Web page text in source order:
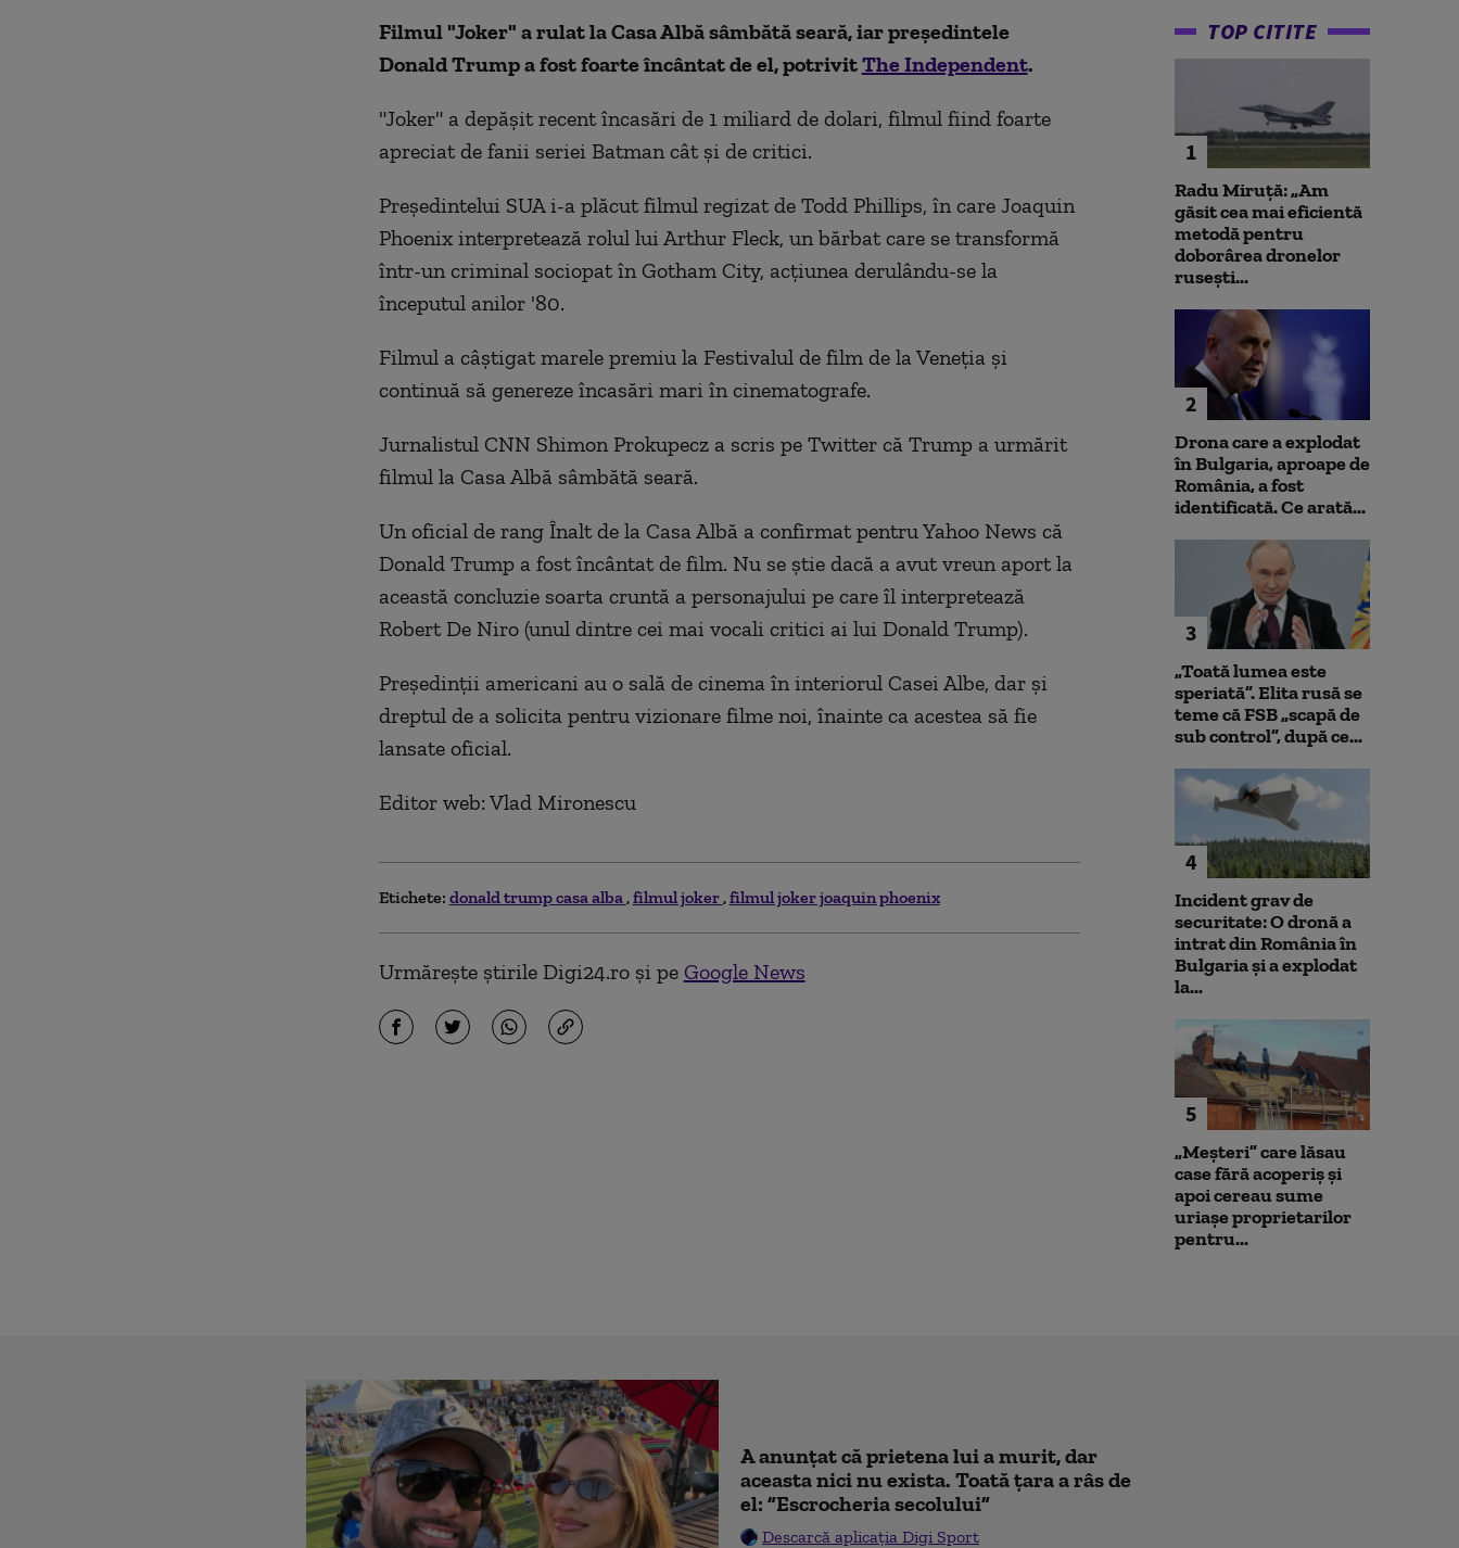
Filmul "Joker" a rulat la Casa Albă sâmbătă seară, iar președintele
Donald Trump a fost foarte încântat de el, potrivitThe Independent.
"Joker" a depășit recent încasări de 1 miliard de dolari, filmul fiind foarte
apreciat de fanii seriei Batman cât și de critici.
Președintelui SUA i-a plăcut filmul regizat de Todd Phillips, în care Joaquin
Phoenix interpretează rolul lui Arthur Fleck, un bărbat care se transformă
într-un criminal sociopat în Gotham City, acțiunea derulându-se la
începutul anilor '80.
Filmul a câștigat marele premiu la Festivalul de film de la Veneția și
continuă să genereze încasări mari în cinematografe.
Jurnalistul CNN Shimon Prokupecz a scris pe Twitter că Trump a urmărit
filmul la Casa Albă sâmbătă seară.
Un oficial de rang Înalt de la Casa Albă a confirmat pentru Yahoo News că
Donald Trump a fost încântat de film. Nu se știe dacă a avut vreun aport la
această concluzie soarta cruntă a personajului pe care îl interpretează
Robert De Niro (unul dintre cei mai vocali critici ai lui Donald Trump).
Președinții americani au o sală de cinema în interiorul Casei Albe, dar și
dreptul de a solicita pentru vizionare filme noi, înainte ca acestea să fie
lansate oficial.
Editor web: Vlad Mironescu
Etichete: donald trump casa alba filmul joker filmul joker joaquin phoenix
Urmărește știrile Digi24.ro și pe Google News
TOP CITITE
1
Radu Miruță: „Am
găsit cea mai eficientă
metodă pentru
doborârea dronelor
rusești...
2
Drona care a explodat
în Bulgaria, aproape de
România, a fost
identificată. Ce arată...
3
„Toată lumea este
speriată”. Elita rusă se
teme că FSB „scapă de
sub control”, după ce...
4
Incident grav de
securitate: O dronă a
intrat din România în
Bulgaria şi a explodat
la...
5
„Meșteri” care lăsau
case fără acoperiș și
apoi cereau sume
uriașe proprietarilor
pentru...
A anunțat că prietena lui a murit, dar
aceasta nici nu exista. Toată țara a râs de
el: ”Escrocheria secolului”
Descarcă aplicația Digi Sport